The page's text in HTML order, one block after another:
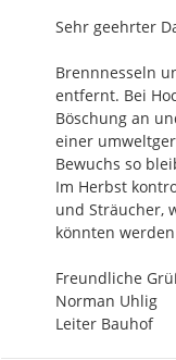
Sehr geehrter
Brennnesseln
entfernt. Bei
Böschung an
einer
Bewuchs so
Im Herbst
und Sträucher,
könnten
Freundliche
Norman Uhlig
Leiter Bauhof